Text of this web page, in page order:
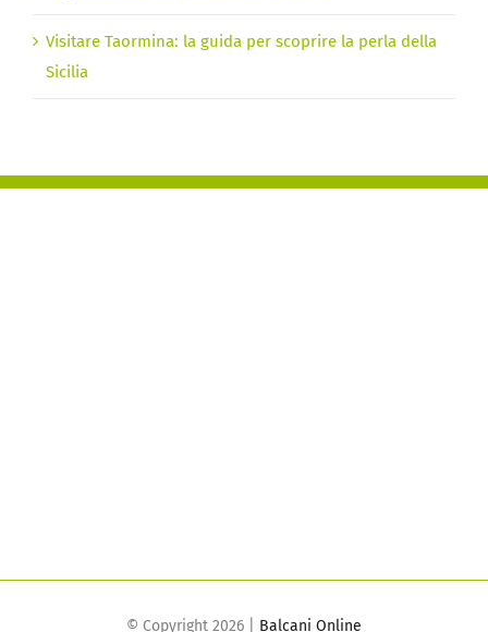
Visitare Taormina: la guida per scoprire la perla della
Sicilia
© Copyright 2026 | Balcani Online